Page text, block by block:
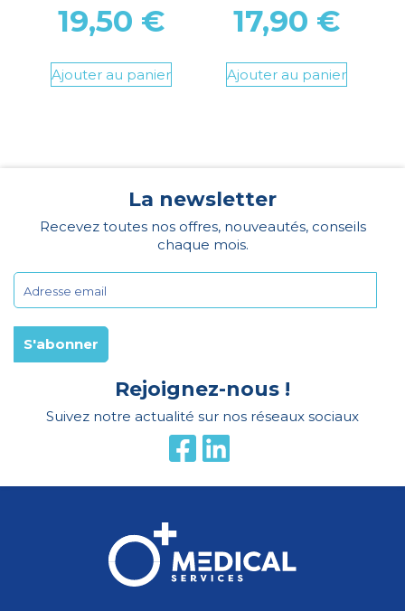
19,50 €
Ajouter au panier
17,90 €
Ajouter au panier
La newsletter
Recevez toutes nos offres, nouveautés, conseils
chaque mois.
Rejoignez-nous !
Suivez notre actualité sur nos réseaux sociaux